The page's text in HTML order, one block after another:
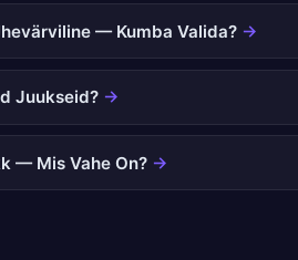
— Kumba Valida? →
Juukseid? →
— Mis Vahe On? →